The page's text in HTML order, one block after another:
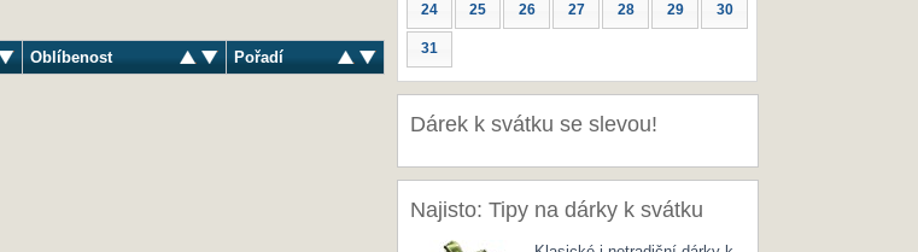
Oblíbenost Pořadí
24 25 26 27 28 29 30
31
Dárek k svátku se slevou!
Najisto: Tipy na dárky k svátku